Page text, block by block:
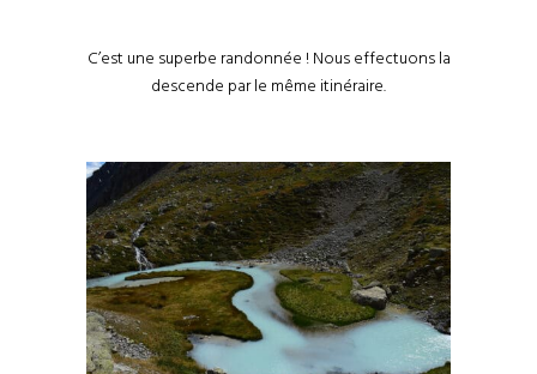
C’est une superbe randonnée ! Nous effectuons la
descende par le même itinéraire.